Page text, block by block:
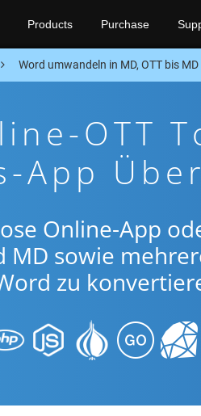
Products Purchase
Word umwandeln in MD, OTT bis
OTT
App
Online-App
MD sowie
zu